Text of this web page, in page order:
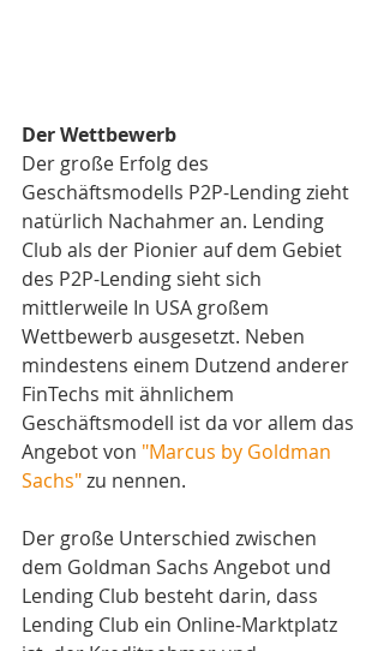
Der Wettbewerb
Der große Erfolg des
Geschäftsmodells P2P-Lending zieht
natürlich Nachahmer an. Lending
Club als der Pionier auf dem Gebiet
des P2P-Lending sieht sich
mittlerweile In USA großem
Wettbewerb ausgesetzt. Neben
mindestens einem Dutzend anderer
FinTechs mit ähnlichem
Geschäftsmodell ist da vor allem das
Angebot von "Marcus by Goldman
Sachs" zu nennen.
Der große Unterschied zwischen
dem Goldman Sachs Angebot und
Lending Club besteht darin, dass
Lending Club ein Online-Marktplatz